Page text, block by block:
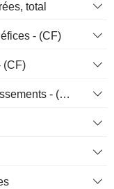
total
- (CF)
(CF)
(Gain) perte sur la vente d'investissements - (CF)